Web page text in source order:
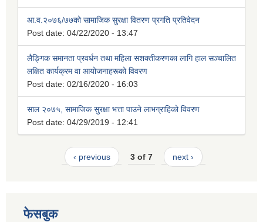
आ.व.२०७६/७७को सामाजिक सुरक्षा वितरण प्रगति प्रतिवेदन
Post date: 04/22/2020 - 13:47
लैङ्गिक समानता प्रवर्धन तथा महिला सशक्तीकरणका लागि हाल सञ्चालित
लक्षित कार्यक्रम वा आयोजनाहरूको विवरण
Post date: 02/16/2020 - 16:03
साल २०७५, सामाजिक सुरक्षा भत्ता पाउने लाभग्राहिको विवरण
Post date: 04/29/2019 - 12:41
‹ previous 3 of 7 next ›
फेसबुक